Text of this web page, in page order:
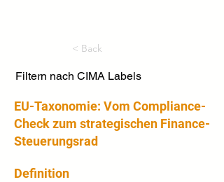
< Back
Filtern nach CIMA Labels
EU-Taxonomie: Vom Compliance-
Check zum strategischen Finance-
Steuerungsrad
Definition